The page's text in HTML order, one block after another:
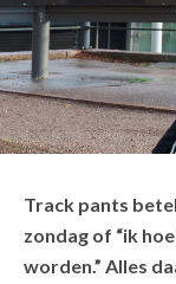
Track pants
zondag of “ik
worden.” Alles